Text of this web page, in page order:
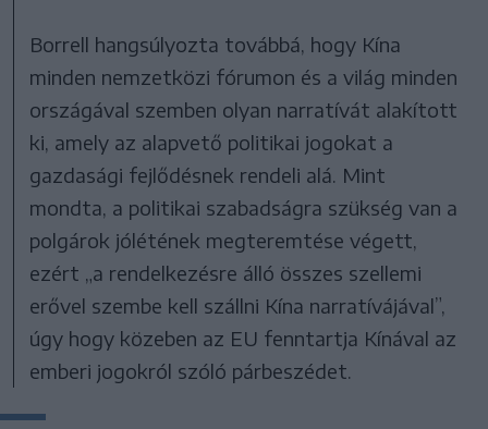
Borrell hangsúlyozta továbbá, hogy Kína
minden nemzetközi fórumon és a világ minden
országával szemben olyan narratívát alakított
ki, amely az alapvető politikai jogokat a
gazdasági fejlődésnek rendeli alá. Mint
mondta, a politikai szabadságra szükség van a
polgárok jólétének megteremtése végett,
ezért „a rendelkezésre álló összes szellemi
erővel szembe kell szállni Kína narratívájával”,
úgy hogy közeben az EU fenntartja Kínával az
emberi jogokról szóló párbeszédet.